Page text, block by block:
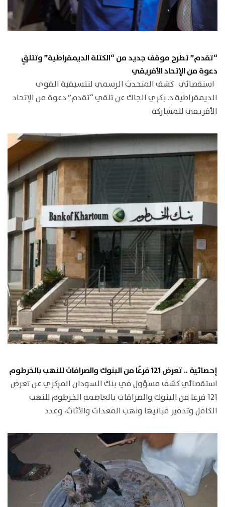
“تقدم” تطرح موقف جديد من “الكتلة الديمقراطية” وتتلقٍ
دعوة من الإتحاد الأفريقي
استقصائي كشف المتحدث الرسمي لتنسيقية القوى
الديمقراطية د. بكري الجاك عن تلقي “تقدم” دعوة من الإتحاد
الأفريقي للمشاركة
إحصائية .. تعرض 121 فرعًا من البنوك والصرافات للنهب بالخرطوم
استقصائي كشف مسؤول في بنك السودان المركزي عن تعرض
121 فرعا من البنوك والصرافات بالعاصمة الخرطوم للنهب
الكامل وتدمير مبانيها ونهب المعدات والأثاث، وعدد